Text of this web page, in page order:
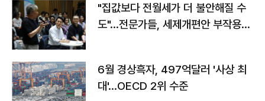
"집값보다 전월세가 더 불안해질 수
도"…전문가들, 세제개편안 부작용
6월 경상흑자, 497억달러 '사상 최
대'…OECD 2위 수준